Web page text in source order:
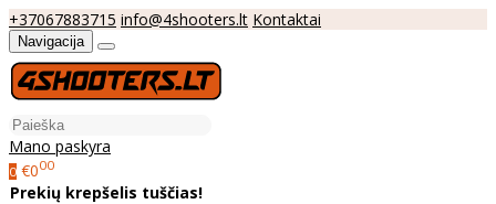
+37067883715 info@4shooters.lt Kontaktai
Navigacija
Mano paskyra
0 €000
Prekių krepšelis tuščias!